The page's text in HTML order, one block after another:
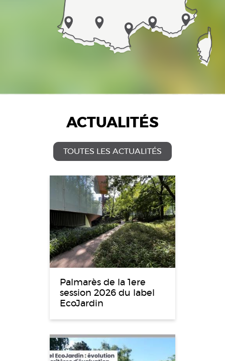
ACTUALITÉS
TOUTES LES ACTUALITÉS
Palmarès de la 1ere
session 2026 du label
EcoJardin